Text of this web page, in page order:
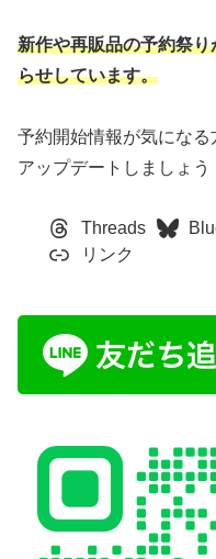
新作や再販品の予約祭
らせしています。
予約開始情報が気にな
アップデートしましょう
Threads
リンク